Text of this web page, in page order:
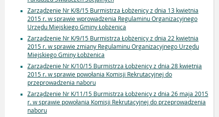
Zarządzenie Nr K/8/15 Burmistrza Łobżenicy z dnia 13 kwietnia
2015 r. w sprawie wprowadzenia Regulaminu Organizacyjnego
Urzędu Miejskiego Gminy Łobżenica
Zarządzenie Nr K/9/15 Burmistrza Łobżenicy z dnia 22 kwietnia
2015 r. w sprawie zmiany Regulaminu Organizacyjnego Urzędu
Miejskiego Gminy Łobżenica
Zarządzenie Nr K/10/15 Burmistrza Łobżenicy z dnia 28 kwietnia
2015 r. w sprawie powołania Komisji Rekrutacyjnej do
przeprowadzenia naboru
Zarządzenie Nr K/11/15 Burmistrza Łobżenicy z dnia 26 maja 2015
r. w sprawie powołania Komisji Rekrutacyjnej do przeprowadzenia
naboru